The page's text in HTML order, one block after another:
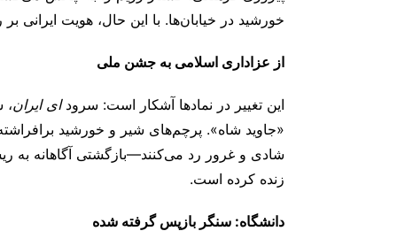
خورشید در خیابان‌ها. با این حال، هویت
از عزاداری اسلامی به جشن ملی
این تغییر در نمادها آشکار است: سرودای ایران،
«جاوید شاه». پرچم‌های شیر و خورشید
شادی و غرور رد می‌کنند—بازگشتی آگاهانه به
زنده کرده است.
دانشگاه: سنگر بازپس گرفته شده